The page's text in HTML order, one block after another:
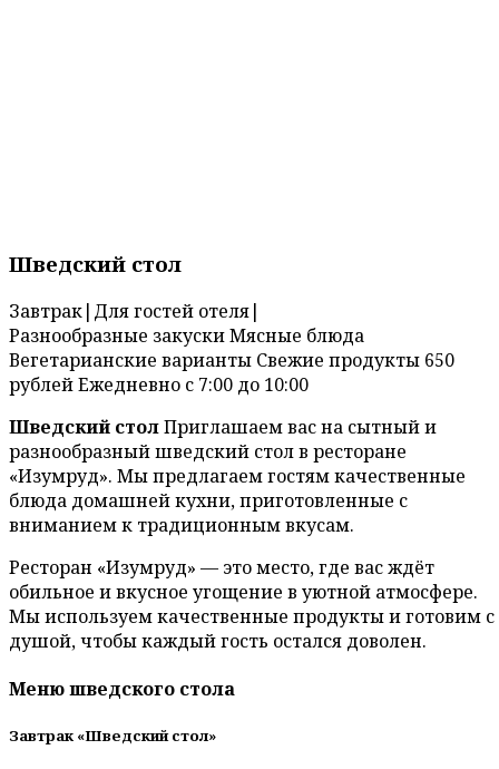
Шведский стол
Завтрак| Для гостей отеля|
Разнообразные закускиМясные блюда
Вегетарианские варианты Свежие продукты 650
рублейЕжедневно с 7:00 до 10:00
Шведский столПриглашаем вас на сытный и
разнообразный шведский стол в ресторане
«Изумруд». Мы предлагаем гостям качественные
блюда домашней кухни, приготовленные с
вниманием к традиционным вкусам.
Ресторан «Изумруд» — это место, где вас ждёт
обильное и вкусное угощение в уютной атмосфере.
Мы используем качественные продукты и готовим с
душой, чтобы каждый гость остался доволен.
Меню шведского стола
Завтрак «Шведский стол»